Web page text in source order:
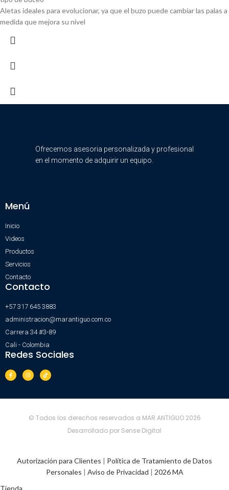
Aletas ideales para evolucionar, ya que el buzo puede cambiar las palas a
medida que mejora su nivel
Ofrecemos asesoria personalizada y profesional
en el momento de adquirir un equipo.
Menú
Inicio
Videos
Productos
Servicios
Contacto
Contacto
+57 317 645 3883
administracion@marantiguo.com.co
Carrera 34 #3-89
Cali - Colombia
Redes Sociales
© Todos los derechos reservados a MAR ANTIGUO 2026
Desarrollado por Sense Digital
Autorización para Clientes | Política de Tratamiento de Datos
Personales | Aviso de Privacidad | 2026 MA
Tienda